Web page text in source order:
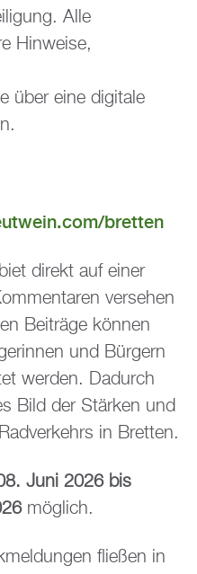
Alle
Hinweise,
über eine digitale
bretten
direkt auf einer
versehen
Beiträge können
und Bürgern
werden. Dadurch
Bild der Stärken und
in Bretten.
Juni 2026 bis
möglich.
fließen in